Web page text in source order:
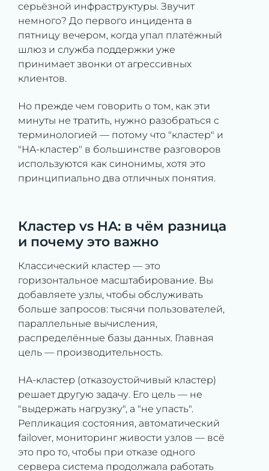
серьёзной инфраструктуры. Звучит
немного? До первого инцидента в
пятницу вечером, когда упал платёжный
шлюз и служба поддержки уже
принимает звонки от агрессивных
клиентов.
Но прежде чем говорить о том, как эти
минуты не тратить, нужно разобраться с
терминологией — потому что "кластер" и
"HA-кластер" в большинстве разговоров
используются как синонимы, хотя это
принципиально два отличных понятия.
Кластер vs HA: в чём разница
и почему это важно
Классический кластер — это
горизонтальное масштабирование. Вы
добавляете узлы, чтобы обслуживать
больше запросов: тысячи пользователей,
параллельные вычисления,
распределённые базы данных. Главная
цель — производительность.
HA-кластер (отказоустойчивый кластер)
решает другую задачу. Его цель — не
"выдержать нагрузку", а "не упасть".
Репликация состояния, автоматический
failover, мониторинг живости узлов — всё
это про то, чтобы при отказе одного
сервера система продолжала работать